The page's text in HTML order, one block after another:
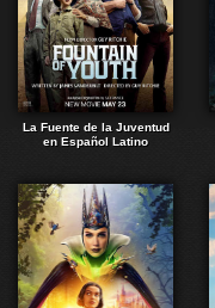
La Fuente de la Juventud
en Español Latino